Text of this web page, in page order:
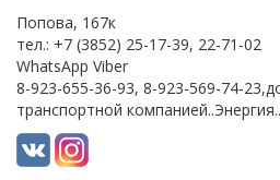
Попова, 167к
тел.: +7 (3852) 25-17-39, 22-71-02
WhatsApp Viber
8-923-655-36-93, 8-923-569-74-
транспортной компанией..Энергия..